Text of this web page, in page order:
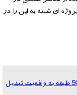
ای شبیه به این را در
کاندو غول آسای 98 طبقه به واقعیت تبدیل